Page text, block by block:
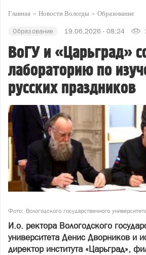
Главная Новости Вологды Образование
Образование 19.06.2026 - 08:24
ВоГУ и «Царьград»
лабораторию по
русских праздников
Фото: Вологодского государственного
И.о. ректора Вологодского
университета Денис Дворников и
директор института «Царьград»,